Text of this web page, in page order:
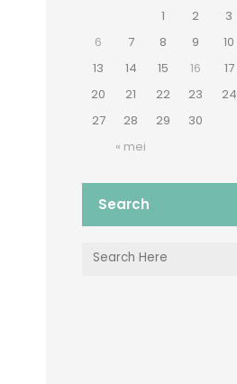
« mei
1 2 3
6
7 8 9 10
13
14 15 16 17
20
21 22 23 24
27
28 29 30
Search